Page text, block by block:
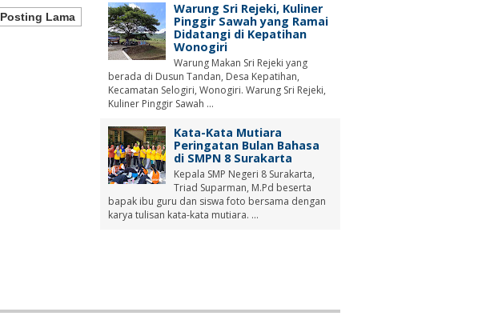
Posting Lama
Warung Sri Rejeki, Kuliner
Pinggir Sawah yang Ramai
Didatangi di Kepatihan
Wonogiri
Warung Makan Sri Rejeki yang
berada di Dusun Tandan, Desa Kepatihan,
Kecamatan Selogiri, Wonogiri. Warung Sri Rejeki,
Kuliner Pinggir Sawah ...
Kata-Kata Mutiara
Peringatan Bulan Bahasa
di SMPN 8 Surakarta
Kepala SMP Negeri 8 Surakarta,
Triad Suparman, M.Pd beserta
bapak ibu guru dan siswa foto bersama dengan
karya tulisan kata-kata mutiara. ...